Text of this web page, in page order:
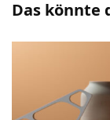
Das könnte